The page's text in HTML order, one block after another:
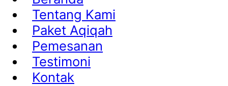
Tentang Kami
Paket Aqiqah
Pemesanan
Testimoni
Kontak